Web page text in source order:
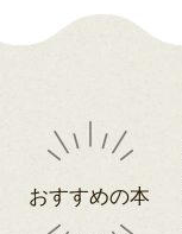
おすすめの本